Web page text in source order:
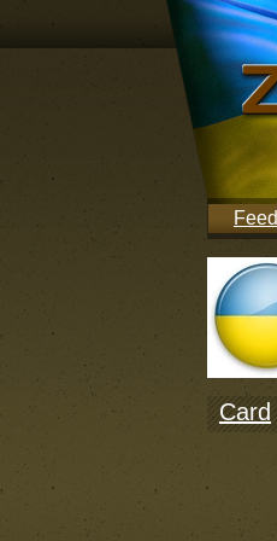
Feed
Card